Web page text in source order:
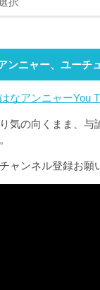
ンニャー、ユーチ
なアンニャーYou
気の向くまま、与
ャンネル登録お願